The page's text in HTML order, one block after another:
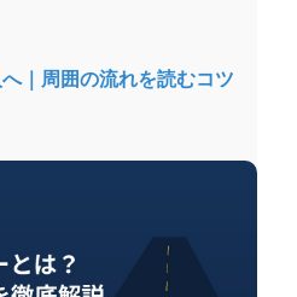
｜周囲の流れを読むコツ